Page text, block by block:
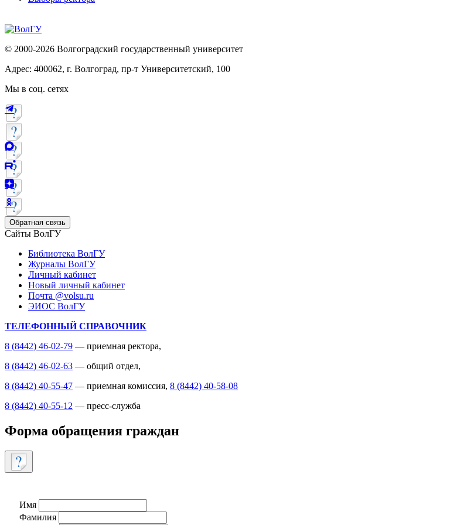
© 2000-2026 Волгоградский государственный университет
Адрес: 400062, г. Волгоград, пр-т Университетский, 100
Мы в соц. сетях
Обратная связь
Сайты ВолГУ
Библиотека ВолГУ
Журналы ВолГУ
Личный кабинет
Новый личный кабинет
Почта @volsu.ru
ЭИОС ВолГУ
ТЕЛЕФОННЫЙ СПРАВОЧНИК
8 (8442) 46-02-79 — приемная ректора,
8 (8442) 46-02-63 — общий отдел,
8 (8442) 40-55-47 — приемная комиссия, 8 (8442) 40-58-08
8 (8442) 40-55-12 — пресс-служба
Форма обращения граждан
Имя
Фамилия